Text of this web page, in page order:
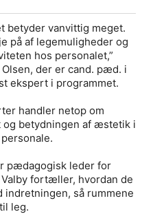
betyder vanvittig meget.
på af legemuligheder og
hos personalet,”
der er cand. pæd. i
ekspert i programmet.
handler netop om
betydningen af æstetik i
pædagogisk leder for
fortæller, hvordan de
indretningen, så rummene
leg.